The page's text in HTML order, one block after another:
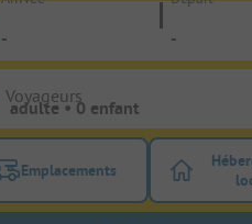
- -
Voyageurs
Activez le bouton de filtre
Emplacements